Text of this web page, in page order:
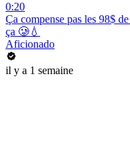
0:20
Ça compense pas les 98$
ça 🥲💧
Aficionado
il y a 1 semaine